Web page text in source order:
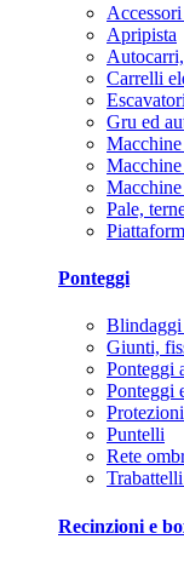
Apripista
Carrelli
Escavatori
Gru ed
Pale,
Ponteggi
Blindaggi
Giunti,
Ponteggi
Ponteggi
Puntelli
Rete
Recinzioni e